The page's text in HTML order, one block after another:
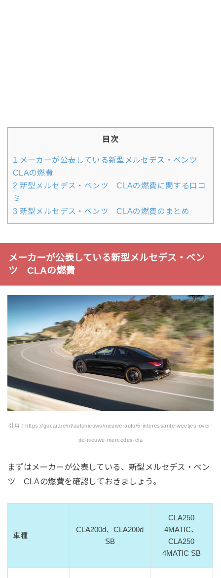
目次
1 メーカーが公表している新型メルセデス・ベンツ
CLAの燃費
2 新型メルセデス・ベンツ CLAの燃費に関する口コ
ミ
3 新型メルセデス・ベンツ CLAの燃費のまとめ
メーカーが公表している新型メルセデス・ベン
ツ CLAの燃費
引用：https://gocar.be/nl/autonieuws/nieuwe-auto/5-interessante-weetjes-over-
de-nieuwe-mercedes-cla
まずはメーカーが公表している、新型メルセデス・ベン
ツ CLAの燃費を確認しておきましょう。
車種
CLA200d、CLA200d
SB
CLA250
4MATIC、
CLA250
4MATIC SB